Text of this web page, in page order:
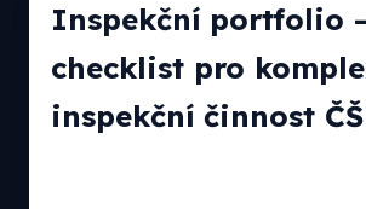
Inspekční portfolio
checklist pro
inspekční činnost